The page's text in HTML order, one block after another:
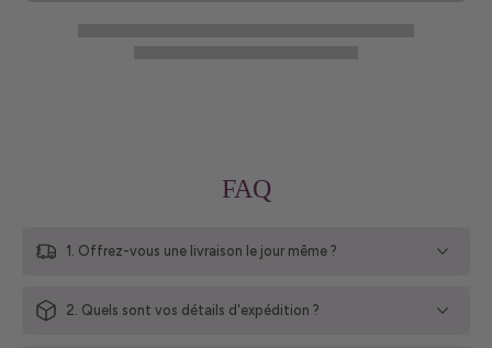
FAQ
1. Offrez-vous une livraison le jour même ?
2. Quels sont vos détails d'expédition ?